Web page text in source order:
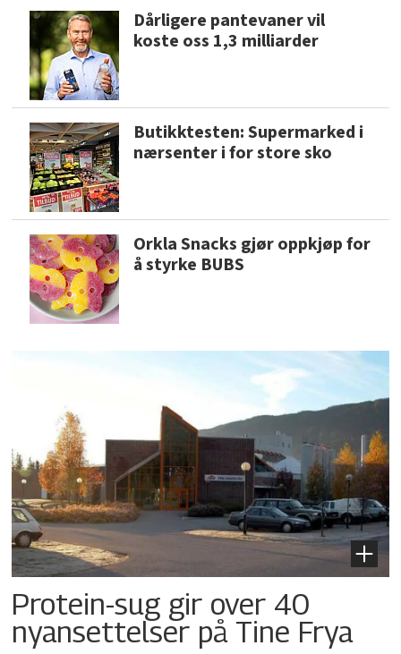
Dårligere pantevaner vil
koste oss 1,3 milliarder
Butikktesten: Supermarked i
nærsenter i for store sko
Orkla Snacks gjør oppkjøp for
å styrke BUBS
Protein-sug gir over 40
nyansettelser på Tine Frya